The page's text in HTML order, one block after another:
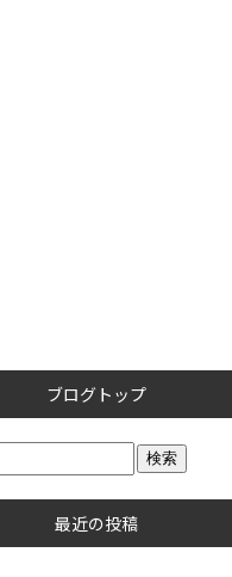
ブログトップ
最近の投稿